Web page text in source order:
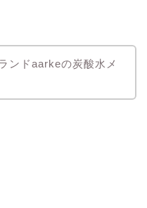
ンドaarkeの炭酸水メ